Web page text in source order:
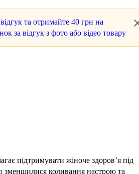
та отримайте 40 грн на
за відгук з фото або відео товару
підтримувати жіноче здоров’я під
зменшилися коливання настрою та